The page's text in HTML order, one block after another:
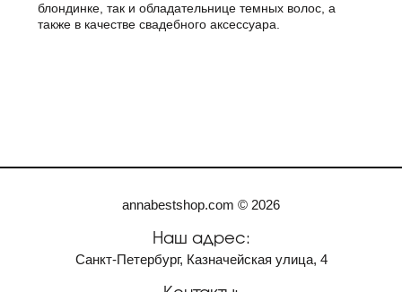
блондинке, так и обладательнице темных волос, а
также в качестве свадебного аксессуара.
annabestshop.com © 2026
Наш адрес:
Санкт-Петербург, Казначейская улица, 4